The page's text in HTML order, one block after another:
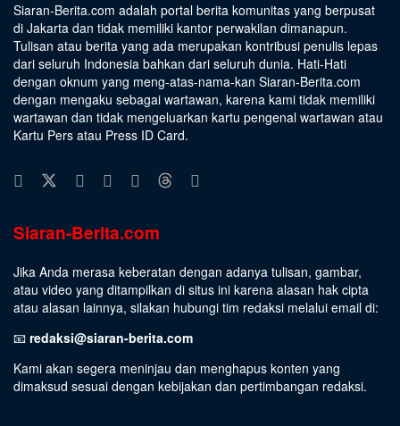
Siaran-Berita.com adalah portal berita komunitas yang berpusat
di Jakarta dan tidak memiliki kantor perwakilan dimanapun.
Tulisan atau berita yang ada merupakan kontribusi penulis lepas
dari seluruh Indonesia bahkan dari seluruh dunia. Hati-Hati
dengan oknum yang meng-atas-nama-kan Siaran-Berita.com
dengan mengaku sebagai wartawan, karena kami tidak memiliki
wartawan dan tidak mengeluarkan kartu pengenal wartawan atau
Kartu Pers atau Press ID Card.
Siaran-Berita.com
Jika Anda merasa keberatan dengan adanya tulisan, gambar,
atau video yang ditampilkan di situs ini karena alasan hak cipta
atau alasan lainnya, silakan hubungi tim redaksi melalui email di:
📧 redaksi@siaran-berita.com
Kami akan segera meninjau dan menghapus konten yang
dimaksud sesuai dengan kebijakan dan pertimbangan redaksi.